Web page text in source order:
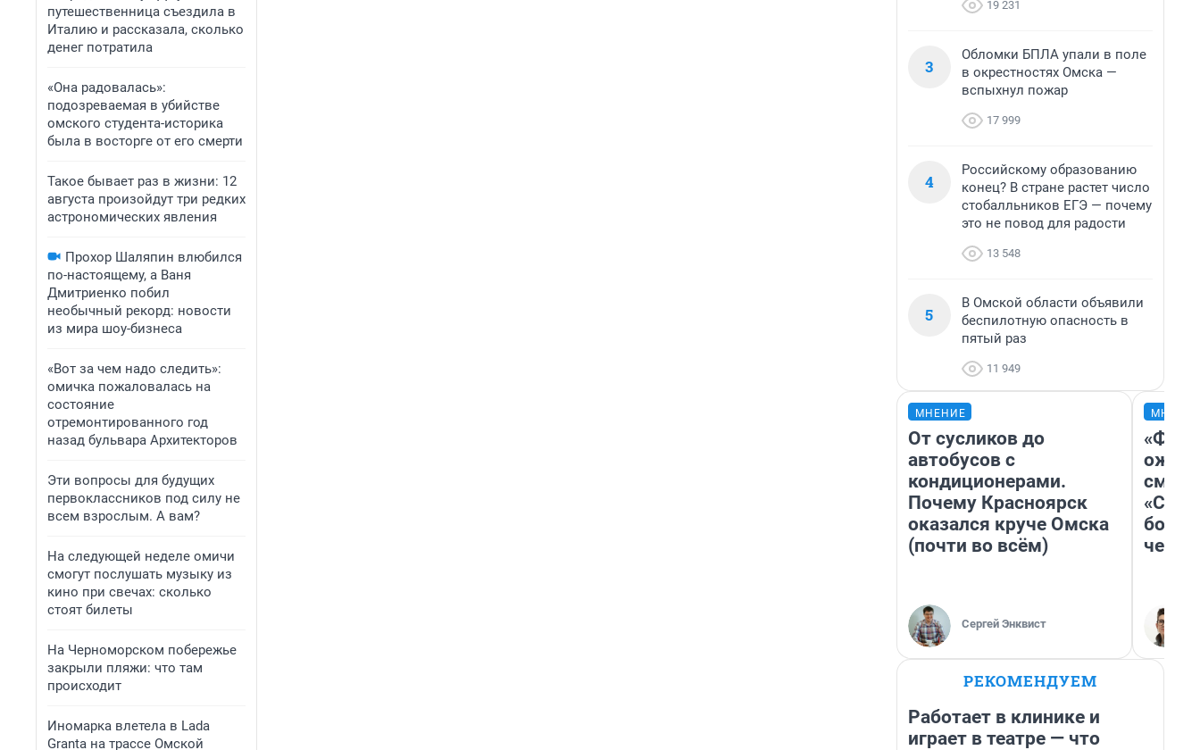
путешественница съездила в
Италию и рассказала, сколько
денег потратила
«Она радовалась»:
подозреваемая в убийстве
омского студента-историка
была в восторге от его смерти
Такое бывает раз в жизни: 12
августа произойдут три редких
астрономических явления
Прохор Шаляпин влюбился
по-настоящему, а Ваня
Дмитриенко побил
необычный рекорд: новости
из мира шоу-бизнеса
«Вот за чем надо следить»:
омичка пожаловалась на
состояние
отремонтированного год
назад бульвара Архитекторов
Эти вопросы для будущих
первоклассников под силу не
всем взрослым. А вам?
На следующей неделе омичи
смогут послушать музыку из
кино при свечах: сколько
стоят билеты
На Черноморском побережье
закрыли пляжи: что там
происходит
Иномарка влетела в Lada
Granta на трассе Омской
19 231
3
Обломки БПЛА упали в поле
в окрестностях Омска —
вспыхнул пожар
17 999
4
Российскому образованию
конец? В стране растет число
стобалльников ЕГЭ — почему
это не повод для радости
13 548
5
В Омской области объявили
беспилотную опасность в
пятый раз
11 949
МНЕНИЕ
От сусликов до
автобусов с
кондиционерами.
Почему Красноярск
оказался круче Омска
(почти во всём)
Сергей Энквист
РЕКОМЕНДУЕМ
Работает в клинике и
играет в театре — что